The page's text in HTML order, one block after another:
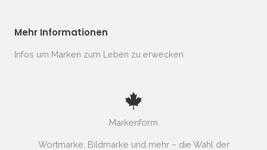
Mehr Informationen
Infos um Marken zum Leben zu erwecken
Markenform
Wortmarke, Bildmarke und mehr – die Wahl der